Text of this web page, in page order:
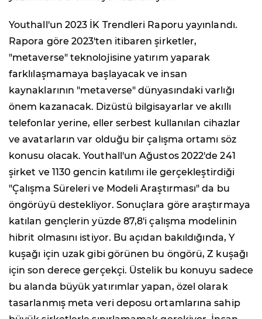
Youthall'un 2023 İK Trendleri Raporu yayınlandı.
Rapora göre 2023'ten itibaren şirketler,
"metaverse" teknolojisine yatırım yaparak
farklılaşmamaya başlayacak ve insan
kaynaklarının "metaverse" dünyasındaki varlığı
önem kazanacak. Dizüstü bilgisayarlar ve akıllı
telefonlar yerine, eller serbest kullanılan cihazlar
ve avatarların var olduğu bir çalışma ortamı söz
konusu olacak. Youthall'un Ağustos 2022'de 241
şirket ve 1130 gencin katılımı ile gerçekleştirdiği
"Çalışma Süreleri ve Modeli Araştırması" da bu
öngörüyü destekliyor. Sonuçlara göre araştırmaya
katılan gençlerin yüzde 87,8'i çalışma modelinin
hibrit olmasını istiyor. Bu açıdan bakıldığında, Y
kuşağı için uzak gibi görünen bu öngörü, Z kuşağı
için son derece gerçekçi. Üstelik bu konuyu sadece
bu alanda büyük yatırımlar yapan, özel olarak
tasarlanmış meta veri deposu ortamlarına sahip